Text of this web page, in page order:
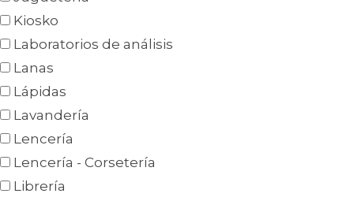
Kiosko
Laboratorios de análisis
Lanas
Lápidas
Lavandería
Lencería
Lencería - Corsetería
Librería